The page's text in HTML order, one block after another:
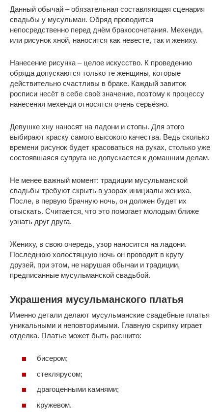
Данный обычай – обязательная составляющая сценария
свадьбы у мусульман. Обряд проводится
непосредственно перед днём бракосочетания. Мехенди,
или рисунок хной, наносится как невесте, так и жениху.
Нанесение рисунка – целое искусство. К проведению
обряда допускаются только те женщины, которые
действительно счастливы в браке. Каждый завиток
росписи несёт в себе своё значение, поэтому к процессу
нанесения мехенди относятся очень серьёзно.
Девушке хну наносят на ладони и стопы. Для этого
выбирают краску самого высокого качества. Ведь сколько
времени рисунок будет красоваться на руках, столько уже
состоявшаяся супруга не допускается к домашним делам.
Не менее важный момент: традиции мусульманской
свадьбы требуют скрыть в узорах инициалы жениха.
После, в первую брачную ночь, он должен будет их
отыскать. Считается, что это помогает молодым ближе
узнать друг друга.
Жениху, в свою очередь, узор наносится на ладони.
Последнюю холостяцкую ночь он проводит в кругу
друзей, при этом, не нарушая обычаи и традиции,
предписанные мусульманской свадьбой.
Украшения мусульманского платья
Именно детали делают мусульманские свадебные платья
уникальными и неповторимыми. Главную скрипку играет
отделка. Платье может быть расшито:
бисером;
стеклярусом;
драгоценными камнями;
кружевом.